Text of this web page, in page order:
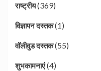
राष्ट्रीय(369)
विज्ञापन दस्तक(1)
वॉलीवुड दस्तक(55)
शुभकामनाएं(4)